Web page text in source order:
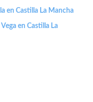
en Castilla La Mancha
en Castilla La